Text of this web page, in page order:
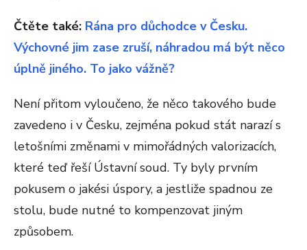
Čtěte také: Rána pro důchodce v Česku.
Výchovné jim zase zruší, náhradou má být něco
úplně jiného. To jako vážně?
Není přitom vyloučeno, že něco takového bude
zavedeno i v Česku, zejména pokud stát narazí s
letošními změnami v mimořádných valorizacích,
které teď řeší Ústavní soud. Ty byly prvním
pokusem o jakési úspory, a jestliže spadnou ze
stolu, bude nutné to kompenzovat jiným
způsobem.